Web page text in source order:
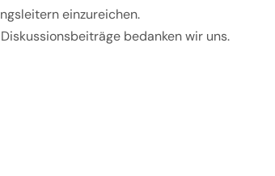
einzureichen.
bedanken wir uns.